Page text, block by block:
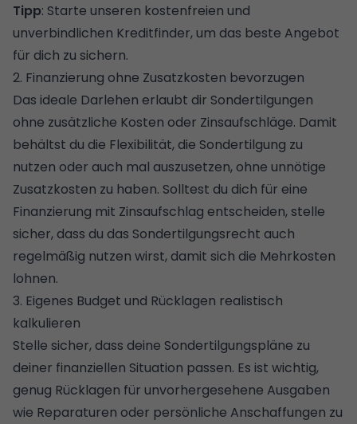
Tipp: Starte unseren kostenfreien und
unverbindlichen Kreditfinder, um das beste Angebot
für dich zu sichern.
2. Finanzierung ohne Zusatzkosten bevorzugen
Das ideale Darlehen erlaubt dir Sondertilgungen
ohne zusätzliche Kosten oder Zinsaufschläge. Damit
behältst du die Flexibilität, die Sondertilgung zu
nutzen oder auch mal auszusetzen, ohne unnötige
Zusatzkosten zu haben. Solltest du dich für eine
Finanzierung mit Zinsaufschlag entscheiden, stelle
sicher, dass du das Sondertilgungsrecht auch
regelmäßig nutzen wirst, damit sich die Mehrkosten
lohnen.
3. Eigenes Budget und Rücklagen realistisch
kalkulieren
Stelle sicher, dass deine Sondertilgungspläne zu
deiner finanziellen Situation passen. Es ist wichtig,
genug Rücklagen für unvorhergesehene Ausgaben
wie Reparaturen oder persönliche Anschaffungen zu